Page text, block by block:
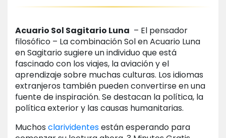
Acuario Sol Sagitario Luna – El pensador
filosófico – La combinación Sol en Acuario Luna
en Sagitario sugiere un individuo que está
fascinado con los viajes, la aviación y el
aprendizaje sobre muchas culturas. Los idiomas
extranjeros también pueden convertirse en una
fuente de inspiración. Se destacan la política, la
política exterior y las causas humanitarias.
Muchos clarividentesestán esperando para